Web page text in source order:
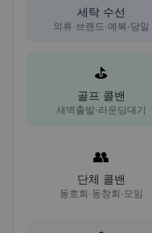
세탁 수선
의류·브랜드·예복·당일
⛳
골프 콜밴
새벽출발·라운딩대기
👥
단체 콜밴
동호회·동창회·모임